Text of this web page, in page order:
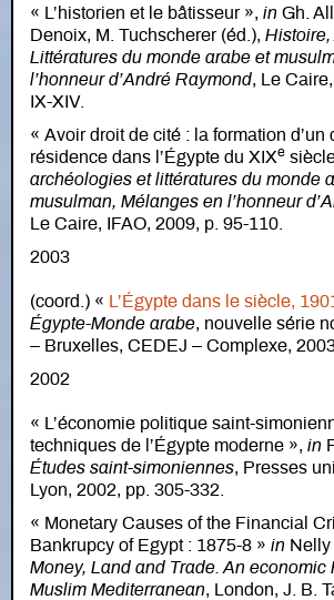
« L’historien et le bâtisseur », in Gh.
Denoix, M. Tuchscherer (éd.),
Littératures du monde arabe et
l’honneur d’André Raymond, Le
IX-XIV.
« Avoir droit de cité : la formation d’un
résidence dans l’Égypte du XIXe
archéologies et littératures du monde
musulman, Mélanges en l’honneur
Le Caire, IFAO, 2009, p. 95-110.
2003
(coord.) « L’Égypte dans le siècle,
Égypte-Monde arabe, nouvelle série
– Bruxelles, CEDEJ – Complexe,
2002
« L’économie politique saint-
techniques de l’Égypte moderne », in
Études saint-simoniennes, Presses
Lyon, 2002, pp. 305-332.
« Monetary Causes of the Financial
Bankrupcy of Egypt : 1875-8 » in Nelly
Money, Land and Trade. An economic
Muslim Mediterranean, London, J. B.